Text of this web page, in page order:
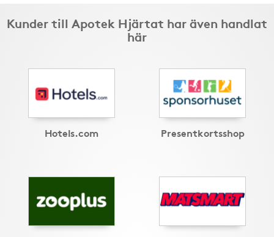
Kunder till Apotek Hjärtat har även handlat
här
Hotels.com Presentkortsshop